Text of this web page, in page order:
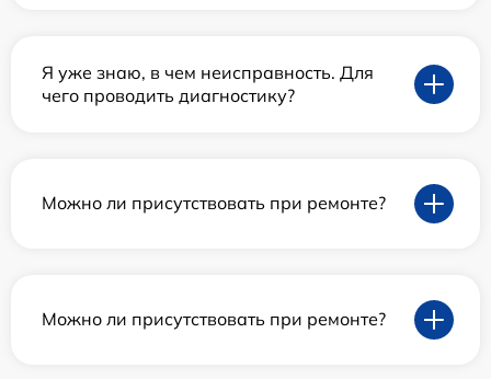
Я уже знаю, в чем неисправность. Для
чего проводить диагностику?
Можно ли присутствовать при ремонте?
Можно ли присутствовать при ремонте?